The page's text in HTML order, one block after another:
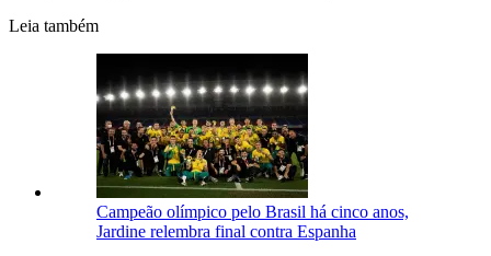
Leia também
Campeão olímpico pelo Brasil há cinco anos,
Jardine relembra final contra Espanha